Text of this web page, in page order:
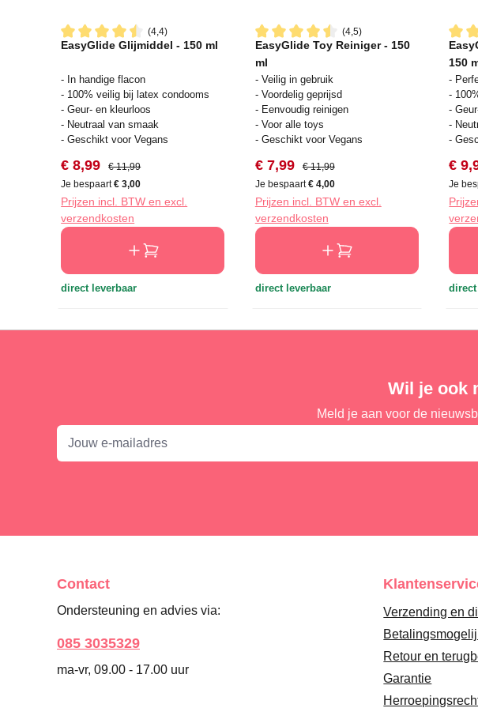
(4,4)
Gemiddelde waardering van 4.4 van 5 sterren
EasyGlide Glijmiddel - 150 ml
- In handige flacon
- 100% veilig bij latex condooms
- Geur- en kleurloos
- Neutraal van smaak
- Geschikt voor Vegans
Verkoopprijs:
€ 8,99 Normale prijs:
€ 11,99
Je bespaart€ 3,00
Prijzen incl. BTW en excl.
verzendkosten
direct leverbaar
(4,5)
Gemiddelde waardering van 4.4 van 5
EasyGlide Toy Reiniger - 150
ml
- Veilig in gebruik
- Voordelig geprijsd
- Eenvoudig reinigen
- Voor alle toys
- Geschikt voor Vegans
Verkoopprijs:
€ 7,99 Normale prijs:
€ 11,99
Je bespaart€ 4,00
Prijzen incl. BTW en excl.
verzendkosten
direct leverbaar
150
-
-
-
-
-
€
Je
Wil je ook
Meld je aan voor de
Contact
Ondersteuning en advies via:
085 3035329
ma-vr, 09.00 - 17.00 uur
Verzending en
Retour en
Garantie